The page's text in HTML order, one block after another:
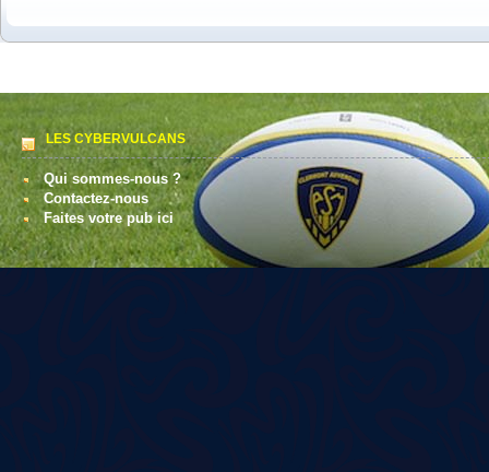
LES CYBERVULCANS
Qui sommes-nous ?
Contactez-nous
Faites votre pub ici